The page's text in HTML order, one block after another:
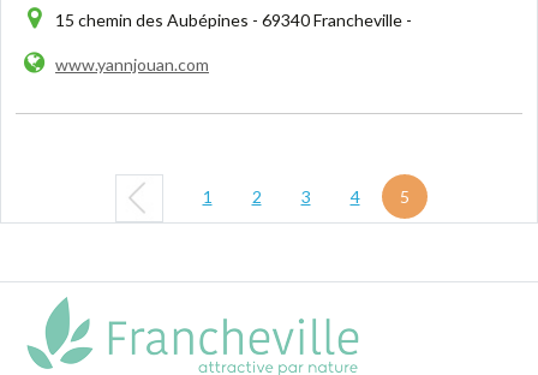
15 chemin des Aubépines - 69340 Francheville -
www.yannjouan.com
1 2 3 4 5